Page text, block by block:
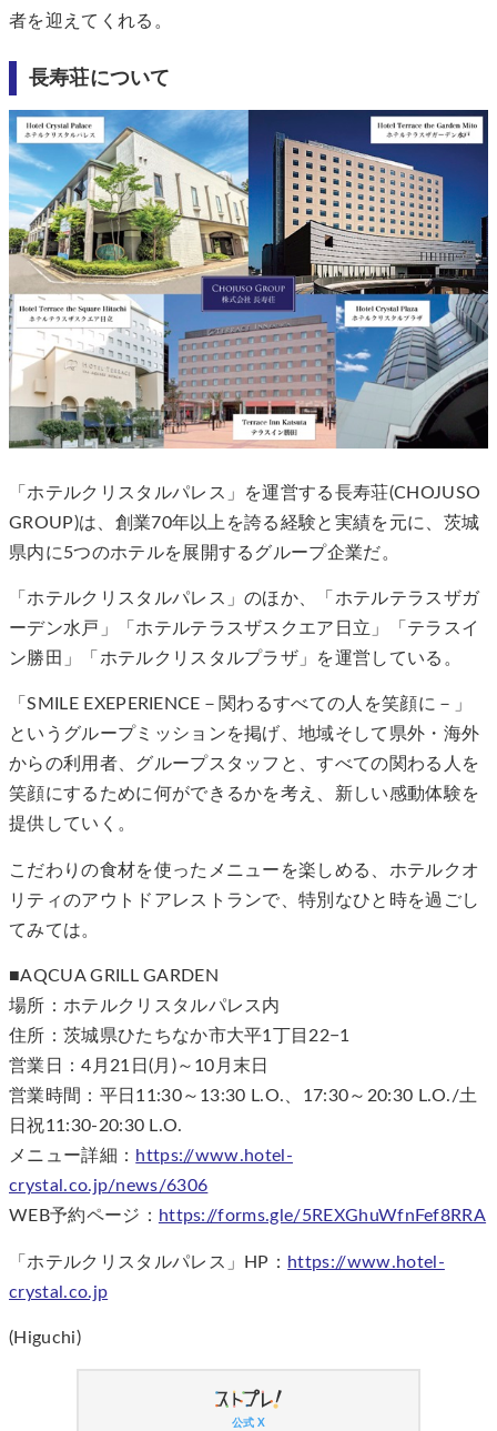
者を迎えてくれる。
長寿荘について
「ホテルクリスタルパレス」を運営する長寿荘(CHOJUSO
GROUP)は、創業70年以上を誇る経験と実績を元に、茨城
県内に5つのホテルを展開するグループ企業だ。
「ホテルクリスタルパレス」のほか、「ホテルテラスザガ
ーデン水戸」「ホテルテラスザスクエア日立」「テラスイ
ン勝田」「ホテルクリスタルプラザ」を運営している。
「SMILE EXEPERIENCE－関わるすべての人を笑顔に－」
というグループミッションを掲げ、地域そして県外・海外
からの利用者、グループスタッフと、すべての関わる人を
笑顔にするために何ができるかを考え、新しい感動体験を
提供していく。
こだわりの食材を使ったメニューを楽しめる、ホテルクオ
リティのアウトドアレストランで、特別なひと時を過ごし
てみては。
■AQCUA GRILL GARDEN
場所：ホテルクリスタルパレス内
住所：茨城県ひたちなか市大平1丁目22−1
営業日：4月21日(月)～10月末日
営業時間：平日11:30～13:30 L.O.、17:30～20:30 L.O./土
日祝11:30-20:30 L.O.
メニュー詳細： https://www.hotel-
crystal.co.jp/news/6306
WEB予約ページ： https://forms.gle/5REXGhuWfnFef8RRA
「ホテルクリスタルパレス」HP： https://www.hotel-
crystal.co.jp
(Higuchi)
公式 X